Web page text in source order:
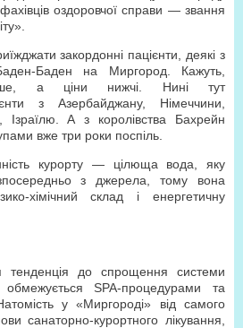
оздоровчої справи — звання
закордонні пацієнти, деякі з
Баден на Миргород. Кажуть,
а ціни нижчі. Нині тут
з Азербайджану, Німеччини,
Ізраїлю. А з королівства Бахрейн
вже три роки поспіль.
курорту — цілюща вода, яку
з джерела, тому вона
хімічний склад і енергетичну
тенденція до спрощення системи
обмежується SPA-процедурами та
у «Миргороді» від самого
санаторно-курортного лікування,